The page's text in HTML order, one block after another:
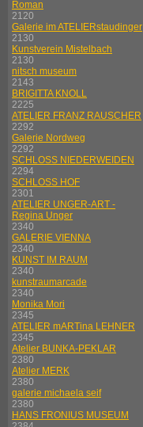
Roman
2120
Galerie im ATELIERstaudinger
2130
Kunstverein Mistelbach
2130
nitsch museum
2143
BRIGITTA KNOLL
2225
ATELIER FRANZ RAUSCHER
2292
Galerie Nordweg
2292
SCHLOSS NIEDERWEIDEN
2294
SCHLOSS HOF
2301
ATELIER UNGER-ART -
Regina Unger
2340
GALERIE VIENNA
2340
KUNST IM RAUM
2340
kunstraumarcade
2340
Monika Mori
2345
ATELIER mARTina LEHNER
2345
Atelier BUNKA-PEKLAR
2380
Atelier MERK
2380
galerie michaela seif
2380
HANS FRONIUS MUSEUM